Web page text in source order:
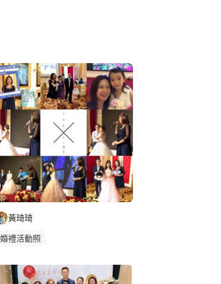
•婚宴、文定等流程規
禮影片、婚禮紀錄攝影等，專業十
禮。 【舞蹈教學及商演】 • 留
研習商業課程、韓國流行舞蹈以及
教授舞蹈，讓不會跳舞、沒有舞蹈
台演出的舞者。 【 企業品牌微電
平面及動態模特需求提供。 旗下演
八點檔拍攝、企業微電影及行銷影
聯人壽、全家便利商店等等。 【語
黃琦琦
婚禮活動照